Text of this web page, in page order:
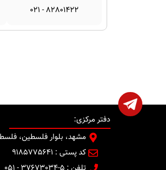
82801422 - 021
دفتر مرکزی:
مشهد، بلوار فلسطین، فلسطین 14،
کد پستی : 9185775641